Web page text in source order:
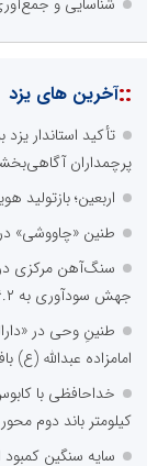
::آخرین های یزد
تأکید استاندار
پرچمداران
اربعین؛
طنین «چاووشی» در
جهش سودآوری به ۶.۲ همت
طنینِ وحی در
امامزاده عبدالله (ع)
کیلومتر باند دوم
سایه سنگین کمبود